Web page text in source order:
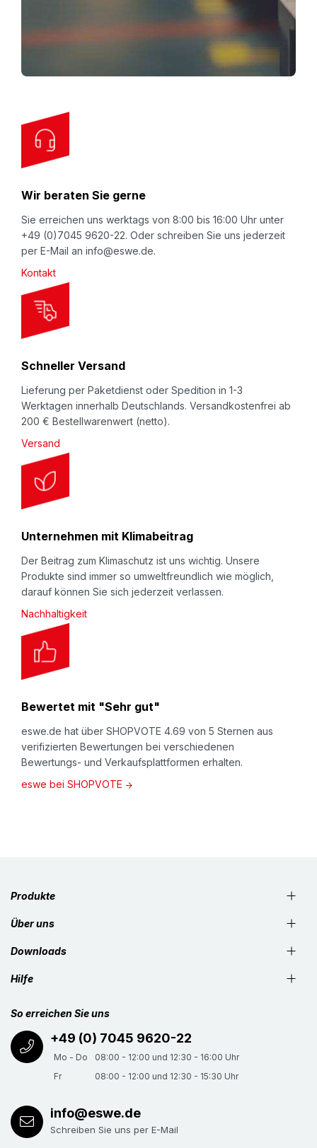
Schaum) leicht trennbar für sortenreine
Entsorgung.
Ware in den PU-Noppenschaum (Innenteil) einlegen,
aufrichten. Das Innenteil in den Schuber schieben -
der PU-Noppenschaum fixiert Ihr Packgut. Softpack
nun komplett zusammenschieben - fertig! Eventuell
Begleitpapiertasche für Papiere aufkleben.
o
O
u
r
e
w
s
e
t
e
r
Wir beraten Sie gerne
Sie erreichen uns werktags von 8:00 bis 16:00 Uhr unter
+49 (0)7045 9620-22. Oder schreiben Sie uns jederzeit
per E-Mail an info@eswe.de.
Kontakt
Schneller Versand
Lieferung per Paketdienst oder Spedition in 1-3
Werktagen innerhalb Deutschlands. Versandkostenfrei ab
200 € Bestellwarenwert (netto).
Versand
Unternehmen mit Klimabeitrag
Der Beitrag zum Klimaschutz ist uns wichtig. Unsere
Produkte sind immer so umweltfreundlich wie möglich,
darauf können Sie sich jederzeit verlassen.
Nachhaltigkeit
Bewertet mit "Sehr gut"
eswe.de hat über SHOPVOTE 4.69 von 5 Sternen aus
verifizierten Bewertungen bei verschiedenen
Bewertungs- und Verkaufsplattformen erhalten.
eswe bei SHOPVOTE
Produkte
Über uns
Downloads
Hilfe
So erreichen Sie uns
+49 (0) 7045 9620-22
Mo - Do
08:00 - 12:00 und 12:30 - 16:00 Uhr
Fr
08:00 - 12:00 und 12:30 - 15:30 Uhr
info@eswe.de
Schreiben Sie uns per E-Mail